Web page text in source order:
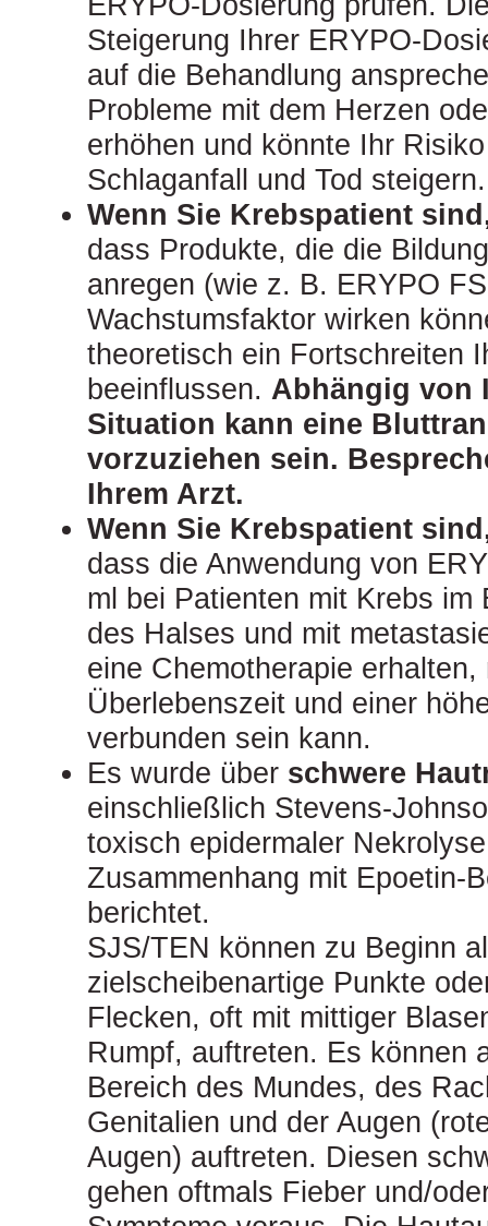
Steigerung Ihrer ERYPO-
auf die Behandlung
Probleme mit dem Herzen
erhöhen und könnte Ihr
Schlaganfall und Tod steigern.
Wenn Sie Krebspatient
dass Produkte, die die
anregen (wie z. B. ERYPO
Wachstumsfaktor wirken
theoretisch ein Fortschreiten
beeinflussen. Abhängig von
Situation kann eine
vorzuziehen sein.
Ihrem Arzt.
Wenn Sie Krebspatient
dass die Anwendung von
ml bei Patienten mit Krebs im
des Halses und mit
eine Chemotherapie
Überlebenszeit und einer
verbunden sein kann.
Es wurde über schwere
einschließlich Stevens-
toxisch epidermaler
Zusammenhang mit Epoetin-
berichtet.
SJS/TEN können zu Beginn
zielscheibenartige Punkte
Flecken, oft mit mittiger
Rumpf, auftreten. Es können
Bereich des Mundes, des
Genitalien und der Augen
Augen) auftreten. Diesen
gehen oftmals Fieber und/